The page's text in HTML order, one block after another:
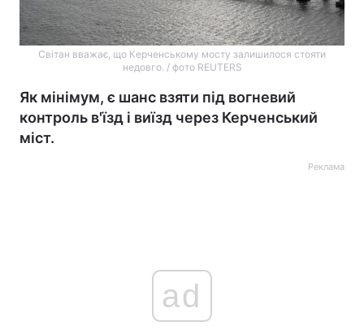
Світан вважає, що Керченському мосту залишилося стояти
недовго. / фото REUTERS
Як мінімум, є шанс взяти під вогневий
контроль в'їзд і виїзд через Керченський
міст.
Реклама
ad